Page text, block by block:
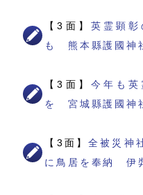
【3面】 英霊顕
も 熊本縣護國神
【3面】 今年も
を 宮城縣護國神
【3面】全被災神
に鳥居を奉納 伊